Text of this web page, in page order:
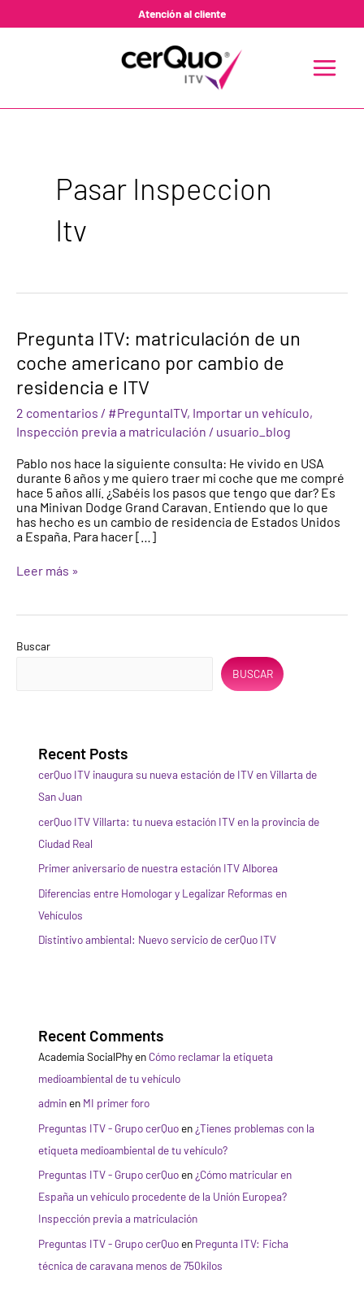
Atención al cliente
MENU
Pasar Inspeccion
Itv
Pregunta ITV: matriculación de un
coche americano por cambio de
residencia e ITV
2 comentarios / #PreguntaITV, Importar un vehículo,
Inspección previa a matriculación / usuario_blog
Pablo nos hace la siguiente consulta: He vivido en USA
durante 6 años y me quiero traer mi coche que me compré
hace 5 años allí. ¿Sabéis los pasos que tengo que dar? Es
una Minivan Dodge Grand Caravan. Entiendo que lo que
has hecho es un cambio de residencia de Estados Unidos
a España. Para hacer […]
Pregunta
ITV:
matriculación
un
coche
americano
por
de
residencia
e
ITV
Leer más »
Buscar
BUSCAR
Recent Posts
cerQuo ITV inaugura su nueva estación de ITV en Villarta de
San Juan
cerQuo ITV Villarta: tu nueva estación ITV en la provincia de
Ciudad Real
Primer aniversario de nuestra estación ITV Alborea
Diferencias entre Homologar y Legalizar Reformas en
Vehículos
Distintivo ambiental: Nuevo servicio de cerQuo ITV
Recent Comments
Academia SocialPhyen Cómo reclamar la etiqueta
medioambiental de tu vehículo
adminen MI primer foro
Preguntas ITV - Grupo cerQuoen ¿Tienes problemas con la
etiqueta medioambiental de tu vehículo?
Preguntas ITV - Grupo cerQuoen ¿Cómo matricular en
España un vehículo procedente de la Unión Europea?
Inspección previa a matriculación
Preguntas ITV - Grupo cerQuoen Pregunta ITV: Ficha
técnica de caravana menos de 750kilos